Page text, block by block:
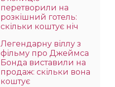
перетворили на
розкішний готель:
скільки коштує ніч
Легендарну віллу з
фільму про Джеймса
Бонда виставили на
продаж: скільки вона
коштує